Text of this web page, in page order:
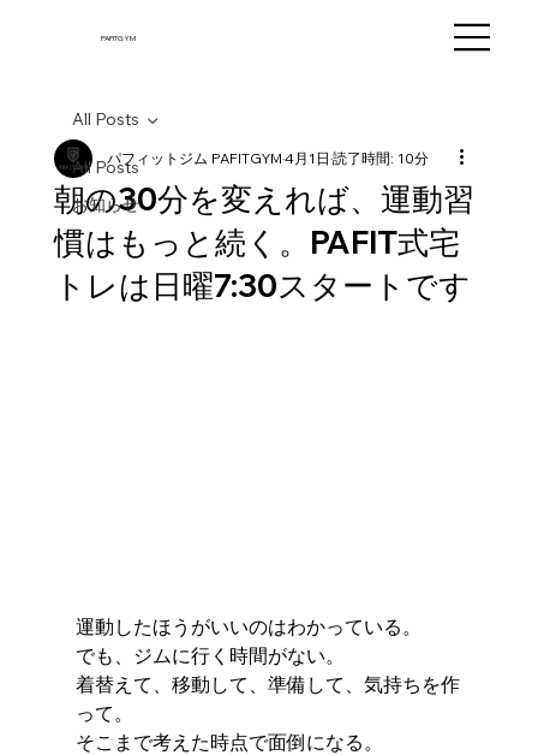
PAFITGYM
All Posts
お知らせ
All Posts
朝の30分を変えれば、運動習
慣はもっと続く。PAFIT式宅
トレは日曜7:30スタートです
パフィットジム PAFITGYM4月1日 読了時間: 10分
運動したほうがいいのはわかっている。
でも、ジムに行く時間がない。
着替えて、移動して、準備して、気持ちを作
って。
そこまで考えた時点で面倒になる。